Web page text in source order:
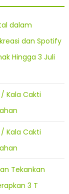
dalam
dan Spotify
Hingga 3 Juli
Kala Cakti
Kala Cakti
Tekankan
3 T